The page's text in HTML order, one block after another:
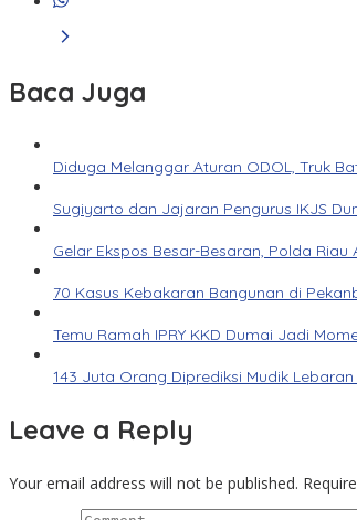
Baca Juga
Diduga Melanggar Aturan ODOL, Truk
Sugiyarto dan Jajaran Pengurus IKJS
Gelar Ekspos Besar-Besaran, Polda
70 Kasus Kebakaran Bangunan di
Temu Ramah IPRY KKD Dumai Jadi
143 Juta Orang Diprediksi Mudik
Leave a Reply
Your email address will not be published.